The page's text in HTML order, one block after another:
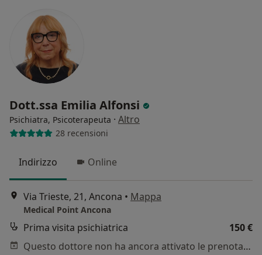
Dott.ssa Emilia Alfonsi
Psichiatra, Psicoterapeuta · Altro
28 recensioni
Indirizzo Online
Via Trieste, 21, Ancona • Mappa
Medical Point Ancona
Prima visita psichiatrica
150 €
Questo dottore non ha ancora attivato le prenotazioni online presso questo indirizzo.